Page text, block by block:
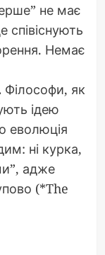
не має
співіснують
Немає
Філософи, як
ідею
еволюція
ні курка,
адже
(*The